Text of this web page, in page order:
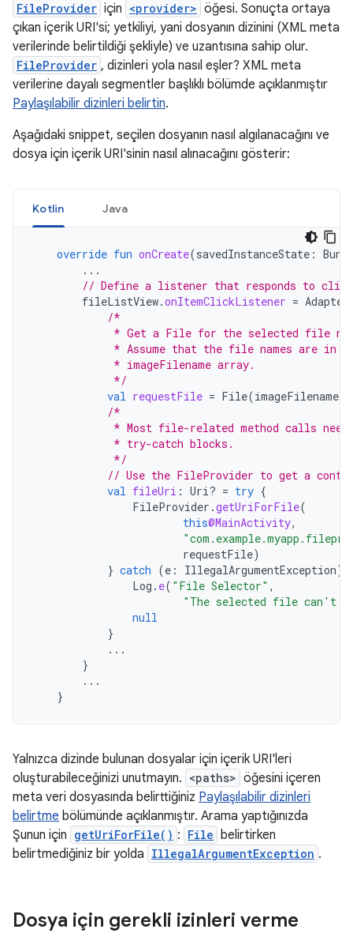
FileProvider için <provider> öğesi. Sonuçta ortaya
çıkan içerik URI'si; yetkiliyi, yani dosyanın dizinini (XML meta
verilerinde belirtildiği şekliyle) ve uzantısına sahip olur.
FileProvider , dizinleri yola nasıl eşler? XML meta
verilerine dayalı segmentler başlıklı bölümde açıklanmıştır
Paylaşılabilir dizinleri belirtin.
Aşağıdaki snippet, seçilen dosyanın nasıl algılanacağını ve
dosya için içerik URI'sinin nasıl alınacağını gösterir:
Kotlin Java
override fun onCreate(savedInstanceState :
...
// Define a listener that responds to
fileListView.onItemClickListener =
/*
* Get a File for the selected file
* Assume that the file names are in
             * imageFilename array.
             */
val requestFile = File(imageFilenames
/*
* Most file-related method calls need
             * try-catch blocks.
             */
// Use the FileProvider to get a
val fileUri : Uri? = try {
FileProvider .getUriForFile(
this@MainActivity,
requestFile)
} catch (e : IllegalArgumentException)
Log . e( "File Selector" ,
"The selected file can't
null
}
...
}
...
}
Yalnızca dizinde bulunan dosyalar için içerik URI'leri
oluşturabileceğinizi unutmayın. <paths> öğesini içeren
meta veri dosyasında belirttiğiniz Paylaşılabilir dizinleri
belirtme bölümünde açıklanmıştır. Arama yaptığınızda
Şunun için getUriForFile() : File belirtirken
belirtmediğiniz bir yolda IllegalArgumentException .
Dosya için gerekli izinleri verme